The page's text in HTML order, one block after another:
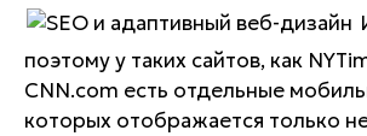
поэтому у таких сайтов, как
CNN.com есть отдельные
которых отображается только